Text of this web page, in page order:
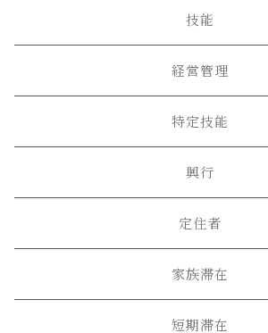
技能
経営管理
特定技能
興行
定住者
家族滞在
短期滞在